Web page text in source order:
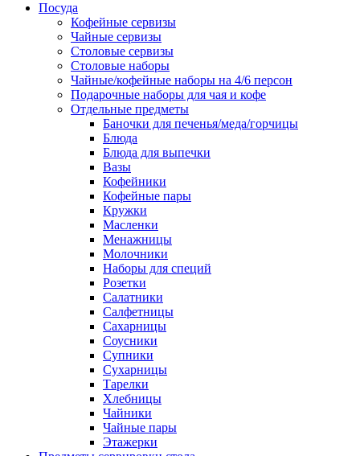
Посуда
Кофейные сервизы
Чайные сервизы
Столовые сервизы
Столовые наборы
Чайные/кофейные наборы на 4/6 персон
Подарочные наборы для чая и кофе
Отдельные предметы
Баночки для печенья/меда/горчицы
Блюда
Блюда для выпечки
Вазы
Кофейники
Кофейные пары
Кружки
Масленки
Менажницы
Молочники
Наборы для специй
Розетки
Салатники
Салфетницы
Сахарницы
Соусники
Супники
Сухарницы
Тарелки
Хлебницы
Чайники
Чайные пары
Этажерки